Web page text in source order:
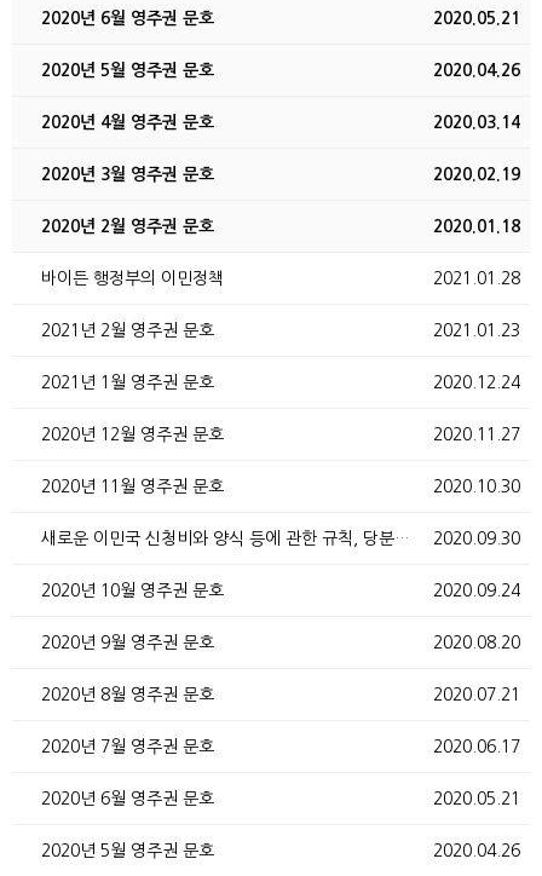
2020.05.21
2020년 6월 영주권 문호
2020.04.26
2020년 5월 영주권 문호
2020.03.14
2020년 4월 영주권 문호
2020.02.19
2020년 3월 영주권 문호
2020.01.18
2020년 2월 영주권 문호
2021.01.28
바이든 행정부의 이민정책
2021.01.23
2021년 2월 영주권 문호
2020.12.24
2021년 1월 영주권 문호
2020.11.27
2020년 12월 영주권 문호
2020.10.30
2020년 11월 영주권 문호
2020.09.30
새로운 이민국 신청비와 양식 등에 관한 규칙, 당분간 …
2020.09.24
2020년 10월 영주권 문호
2020.08.20
2020년 9월 영주권 문호
2020.07.21
2020년 8월 영주권 문호
2020.06.17
2020년 7월 영주권 문호
2020.05.21
2020년 6월 영주권 문호
2020.04.26
2020년 5월 영주권 문호